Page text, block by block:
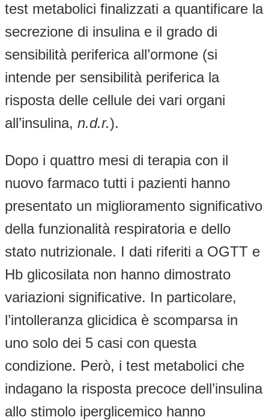
test metabolici finalizzati a quantificare la
secrezione di insulina e il grado di
sensibilità periferica all’ormone (si
intende per sensibilità periferica la
risposta delle cellule dei vari organi
all’insulina, n.d.r.).
Dopo i quattro mesi di terapia con il
nuovo farmaco tutti i pazienti hanno
presentato un miglioramento significativo
della funzionalità respiratoria e dello
stato nutrizionale. I dati riferiti a OGTT e
Hb glicosilata non hanno dimostrato
variazioni significative. In particolare,
l’intolleranza glicidica è scomparsa in
uno solo dei 5 casi con questa
condizione. Però, i test metabolici che
indagano la risposta precoce dell’insulina
allo stimolo iperglicemico hanno